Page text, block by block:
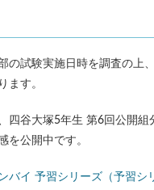
の試験実施日時を調査の上
ます。
四谷大塚5年生 第6回公開組
を公開中です。
バイ 予習シリーズ（予習シ
確認/復習テスト SAPIX組
プン 土曜特訓
リキュラムテスト
判定テスト
サピックステキスト解説・